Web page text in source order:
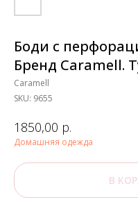
Боди с
Бренд Caramell.
Caramell
SKU: 9655
1850,00 р.
Домашняя одежда
В